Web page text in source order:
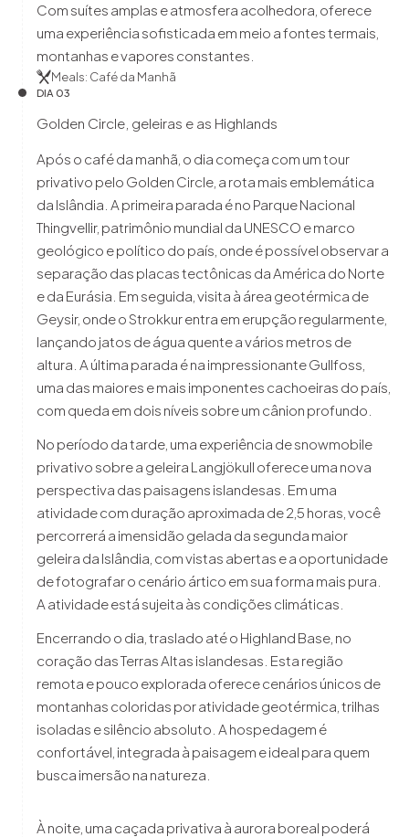
Com suítes amplas e atmosfera acolhedora, oferece
uma experiência sofisticada em meio a fontes termais,
montanhas e vapores constantes.
Meals: Café da Manhã
DIA 03
Golden Circle, geleiras e as Highlands
Após o café da manhã, o dia começa com um tour
privativo pelo Golden Circle, a rota mais emblemática
da Islândia. A primeira parada é no Parque Nacional
Thingvellir, patrimônio mundial da UNESCO e marco
geológico e político do país, onde é possível observar a
separação das placas tectônicas da América do Norte
e da Eurásia. Em seguida, visita à área geotérmica de
Geysir, onde o Strokkur entra em erupção regularmente,
lançando jatos de água quente a vários metros de
altura. A última parada é na impressionante Gullfoss,
uma das maiores e mais imponentes cachoeiras do país,
com queda em dois níveis sobre um cânion profundo.
No período da tarde, uma experiência de snowmobile
privativo sobre a geleira Langjökull oferece uma nova
perspectiva das paisagens islandesas. Em uma
atividade com duração aproximada de 2,5 horas, você
percorrerá a imensidão gelada da segunda maior
geleira da Islândia, com vistas abertas e a oportunidade
de fotografar o cenário ártico em sua forma mais pura.
A atividade está sujeita às condições climáticas.
Encerrando o dia, traslado até o Highland Base, no
coração das Terras Altas islandesas. Esta região
remota e pouco explorada oferece cenários únicos de
montanhas coloridas por atividade geotérmica, trilhas
isoladas e silêncio absoluto. A hospedagem é
confortável, integrada à paisagem e ideal para quem
busca imersão na natureza.
À noite, uma caçada privativa à aurora boreal poderá